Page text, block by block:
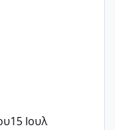
15 Ιουλ